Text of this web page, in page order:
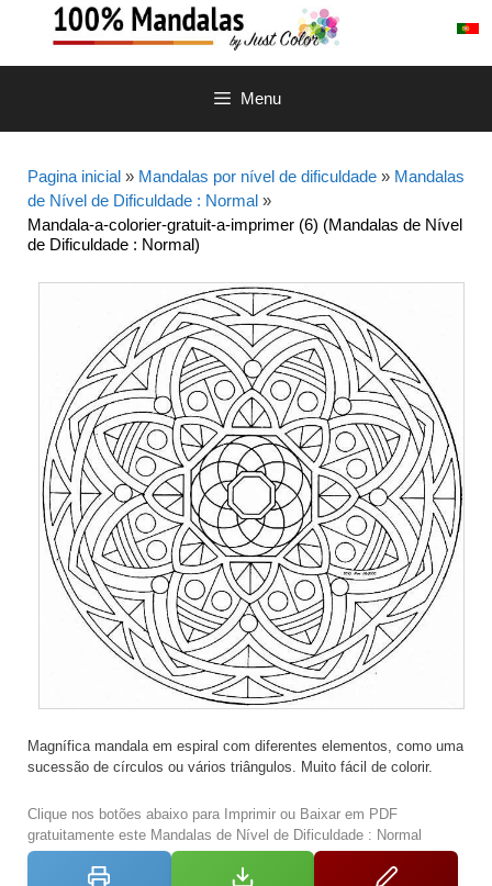
o
Menu
Pagina inicial » Mandalas por nível de dificuldade » Mandalas
de Nível de Dificuldade : Normal »
Mandala-a-colorier-gratuit-a-imprimer (6) (Mandalas de Nível
de Dificuldade : Normal)
Magnífica mandala em espiral com diferentes elementos, como uma
sucessão de círculos ou vários triângulos. Muito fácil de colorir.
Clique nos botões abaixo para Imprimir ou Baixar em PDF
gratuitamente este Mandalas de Nível de Dificuldade : Normal